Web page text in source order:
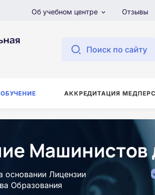
Об учебном центре Отзывы
Поиск по сайту
ОБУЧЕНИЕ АККРЕДИТАЦИЯ
Машинистов
основании Лицензии
Образования